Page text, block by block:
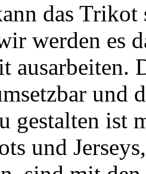
das Trikot
werden es
ausarbeiten.
und
gestalten ist
und